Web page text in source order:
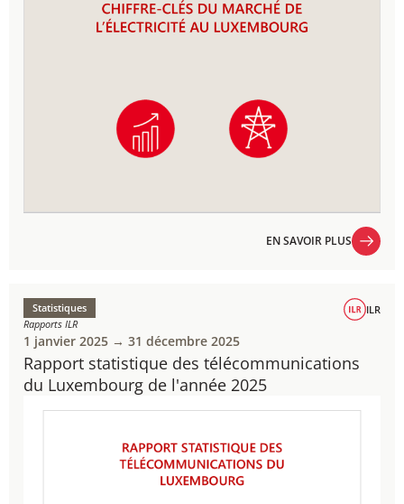
EN SAVOIR PLUS
Rapport statistique des télécommunications
du Luxembourg de l'année 2025
Statistiques
Rapports ILR
ILR
1 janvier 2025 → 31 décembre 2025